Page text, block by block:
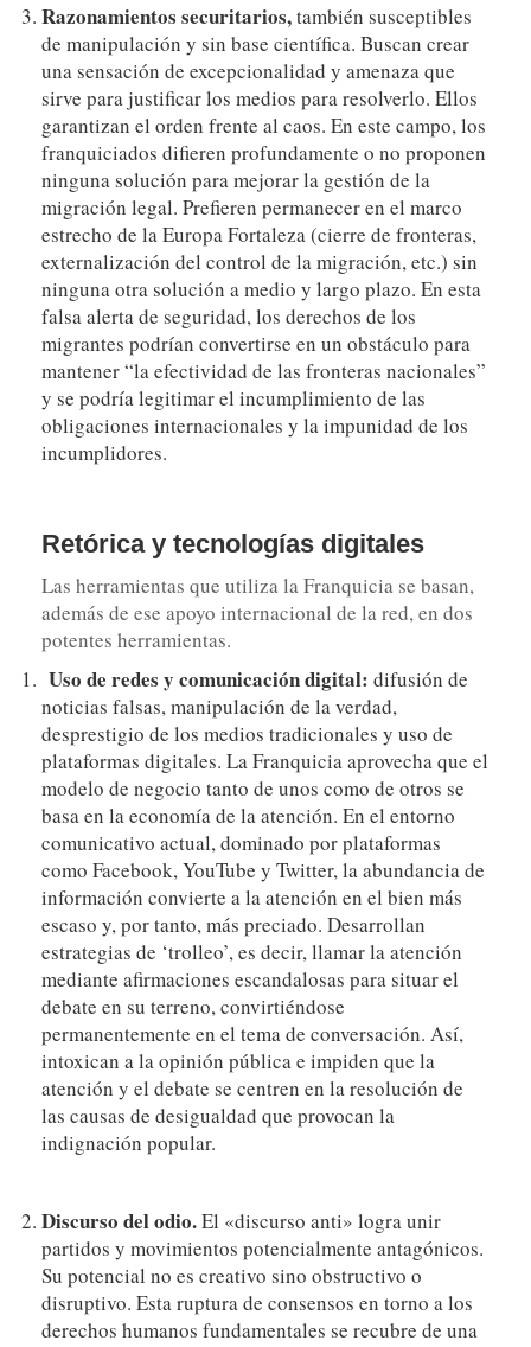
Razonamientos securitarios,también susceptibles
de manipulación y sin base científica. Buscan crear
una sensación de excepcionalidad y amenaza que
sirve para justificar los medios para resolverlo. Ellos
garantizan el orden frente al caos. En este campo, los
franquiciados difieren profundamente o no proponen
ninguna solución para mejorar la gestión de la
migración legal. Prefieren permanecer en el marco
estrecho de la Europa Fortaleza (cierre de fronteras,
externalización del control de la migración, etc.) sin
ninguna otra solución a medio y largo plazo. En esta
falsa alerta de seguridad, los derechos de los
migrantes podrían convertirse en un obstáculo para
mantener “la efectividad de las fronteras nacionales”
y se podría legitimar el incumplimiento de las
obligaciones internacionales y la impunidad de los
incumplidores.
Retórica y tecnologías digitales
Las herramientas que utiliza la Franquicia se basan,
además de ese apoyo internacional de la red, en dos
potentes herramientas.
Uso de redes y comunicación digital: difusión de
noticias falsas, manipulación de la verdad,
desprestigio de los medios tradicionales y uso de
plataformas digitales. La Franquicia aprovecha que el
modelo de negocio tanto de unos como de otros se
basa en la economía de la atención. En el entorno
comunicativo actual, dominado por plataformas
como Facebook, YouTube y Twitter, la abundancia de
información convierte a la atención en el bien más
escaso y, por tanto, más preciado. Desarrollan
estrategias de ‘trolleo’, es decir, llamar la atención
mediante afirmaciones escandalosas para situar el
debate en su terreno, convirtiéndose
permanentemente en el tema de conversación. Así,
intoxican a la opinión pública e impiden que la
atención y el debate se centren en la resolución de
las causas de desigualdad que provocan la
indignación popular.
Discurso del odio.El «discurso anti» logra unir
partidos y movimientos potencialmente antagónicos.
Su potencial no es creativo sino obstructivo o
disruptivo. Esta ruptura de consensos en torno a los
derechos humanos fundamentales se recubre de una